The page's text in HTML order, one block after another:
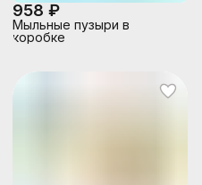
958 ₽
Мыльные пузыри в
коробке